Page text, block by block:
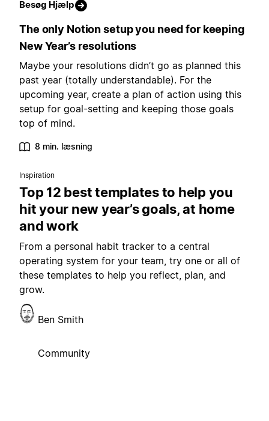
Besøg Hjælp
The only Notion setup you need for keeping
New Year’s resolutions
Maybe your resolutions didn’t go as planned this
past year (totally understandable). For the
upcoming year, create a plan of action using this
setup for goal-setting and keeping those goals
top of mind.
8 min. læsning
Inspiration
Top 12 best templates to help you
hit your new year’s goals, at home
and work
From a personal habit tracker to a central
operating system for your team, try one or all of
these templates to help you reflect, plan, and
grow.
Ben Smith
Community